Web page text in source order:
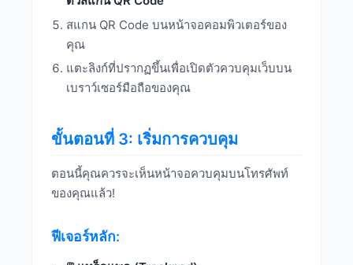
สแกน QR Code บนหน้าจอคอมพิวเตอร์ของ
คุณ
แตะลิงก์ที่ปรากฏขึ้นเพื่อเปิดตัวควบคุมเว็บบน
เบราว์เซอร์มือถือของคุณ
ขั้นตอนที่ 3: เริ่มการควบคุม
ตอนนี้คุณควรจะเห็นหน้าจอควบคุมบนโทรศัพท์
ของคุณแล้ว!
ฟีเจอร์หลัก: